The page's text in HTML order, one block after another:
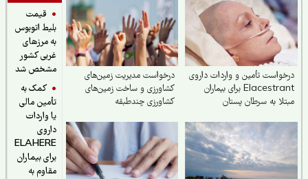
قیمت
بلیط اتوبوس
به مرزهای
غربی کشور
مشخص شد
کمک به
تأمین مالی
یا واردات
داروی
ELAHERE
برای بیماران
مقاوم به
تأمین و واردات داروی
Elacestrant برای بیماران
به سرطان پستان
درخواست مدیریت زمین‌های
کشاورزی و ساخت زمین‌های
کشاورزی چندطبقه